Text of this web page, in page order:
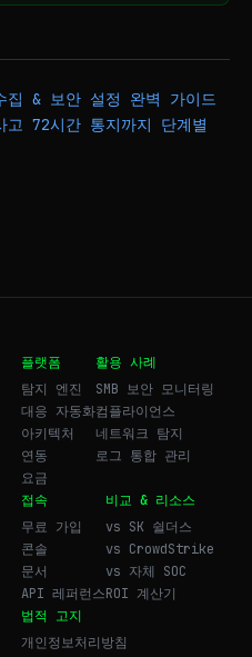
& 보안 설정 완벽 가이드
72시간 통지까지 단계별
플랫폼
탐지 엔진
대응 자동화
아키텍처
연동
요금
활용 사례
SMB 보안 모니터링
컴플라이언스
네트워크 탐지
로그 통합 관리
접속
무료 가입
콘솔
문서
API 레퍼런스
비교 & 리소스
vs SK 쉴더스
vs CrowdStrike
vs 자체 SOC
ROI 계산기
법적 고지
개인정보처리방침